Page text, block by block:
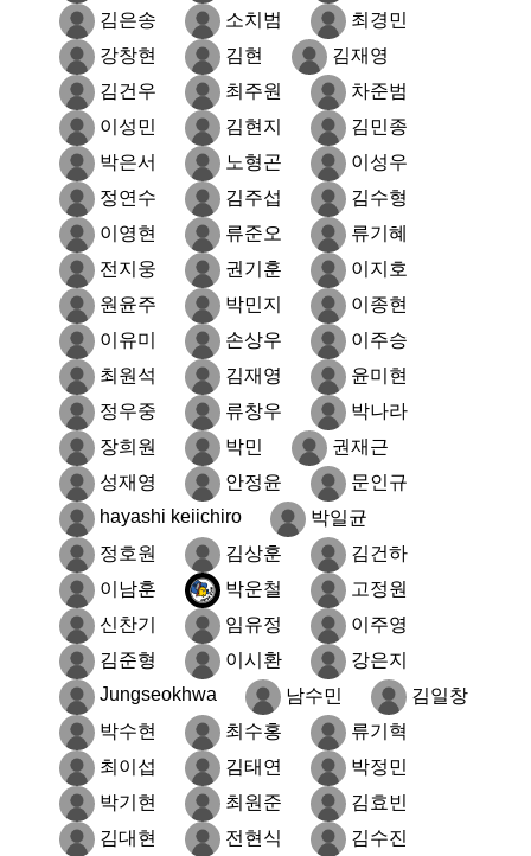
김은송
소치범
최경민
강창현
김현
김재영
김건우
최주원
차준범
이성민
김현지
김민종
박은서
노형곤
이성우
정연수
김주섭
김수형
이영현
류준오
류기혜
전지웅
권기훈
이지호
원윤주
박민지
이종현
이유미
손상우
이주승
최원석
김재영
윤미현
정우중
류창우
박나라
장희원
박민
권재근
성재영
안정윤
문인규
hayashi keiichiro
박일균
정호원
김상훈
김건하
이남훈
박운철
고정원
신찬기
임유정
이주영
김준형
이시환
강은지
Jungseokhwa
남수민
김일창
박수현
최수홍
류기혁
최이섭
김태연
박정민
박기현
최원준
김효빈
김대현
전현식 김수진